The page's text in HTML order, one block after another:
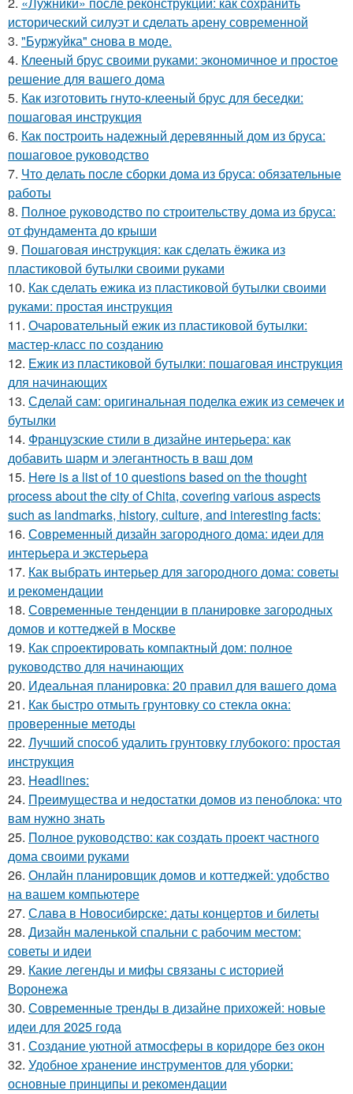
исторический силуэт и сделать арену современной
3. "Буржуйка" cнова в моде.
4. Клееный брус своими руками: экономичное и простое
решение для вашего дома
5. Как изготовить гнуто-клееный брус для беседки:
пошаговая инструкция
6. Как построить надежный деревянный дом из бруса:
пошаговое руководство
7. Что делать после сборки дома из бруса: обязательные
работы
8. Полное руководство по строительству дома из бруса:
от фундамента до крыши
9. Пошаговая инструкция: как сделать ёжика из
пластиковой бутылки своими руками
10. Как сделать ежика из пластиковой бутылки своими
руками: простая инструкция
11. Очаровательный ежик из пластиковой бутылки:
мастер-класс по созданию
12. Ежик из пластиковой бутылки: пошаговая инструкция
для начинающих
13. Сделай сам: оригинальная поделка ежик из семечек и
бутылки
14. Французские стили в дизайне интерьера: как
добавить шарм и элегантность в ваш дом
15. Here is a list of 10 questions based on the thought
process about the city of Chita, covering various aspects
such as landmarks, history, culture, and interesting facts:
16. Современный дизайн загородного дома: идеи для
интерьера и экстерьера
17. Как выбрать интерьер для загородного дома: советы
и рекомендации
18. Современные тенденции в планировке загородных
домов и коттеджей в Москве
19. Как спроектировать компактный дом: полное
руководство для начинающих
20. Идеальная планировка: 20 правил для вашего дома
21. Как быстро отмыть грунтовку со стекла окна:
проверенные методы
22. Лучший способ удалить грунтовку глубокого: простая
инструкция
23. Headlines:
24. Преимущества и недостатки домов из пеноблока: что
вам нужно знать
25. Полное руководство: как создать проект частного
дома своими руками
26. Онлайн планировщик домов и коттеджей: удобство
на вашем компьютере
27. Слава в Новосибирске: даты концертов и билеты
28. Дизайн маленькой спальни с рабочим местом:
советы и идеи
29. Какие легенды и мифы связаны с историей
Воронежа
30. Современные тренды в дизайне прихожей: новые
идеи для 2025 года
31. Создание уютной атмосферы в коридоре без окон
32. Удобное хранение инструментов для уборки:
основные принципы и рекомендации